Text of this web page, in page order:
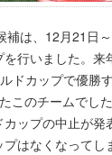
補は、12月21日
行いました。来
ドカップで優勝
このチームでし
ップの中止が発
はなくなってし